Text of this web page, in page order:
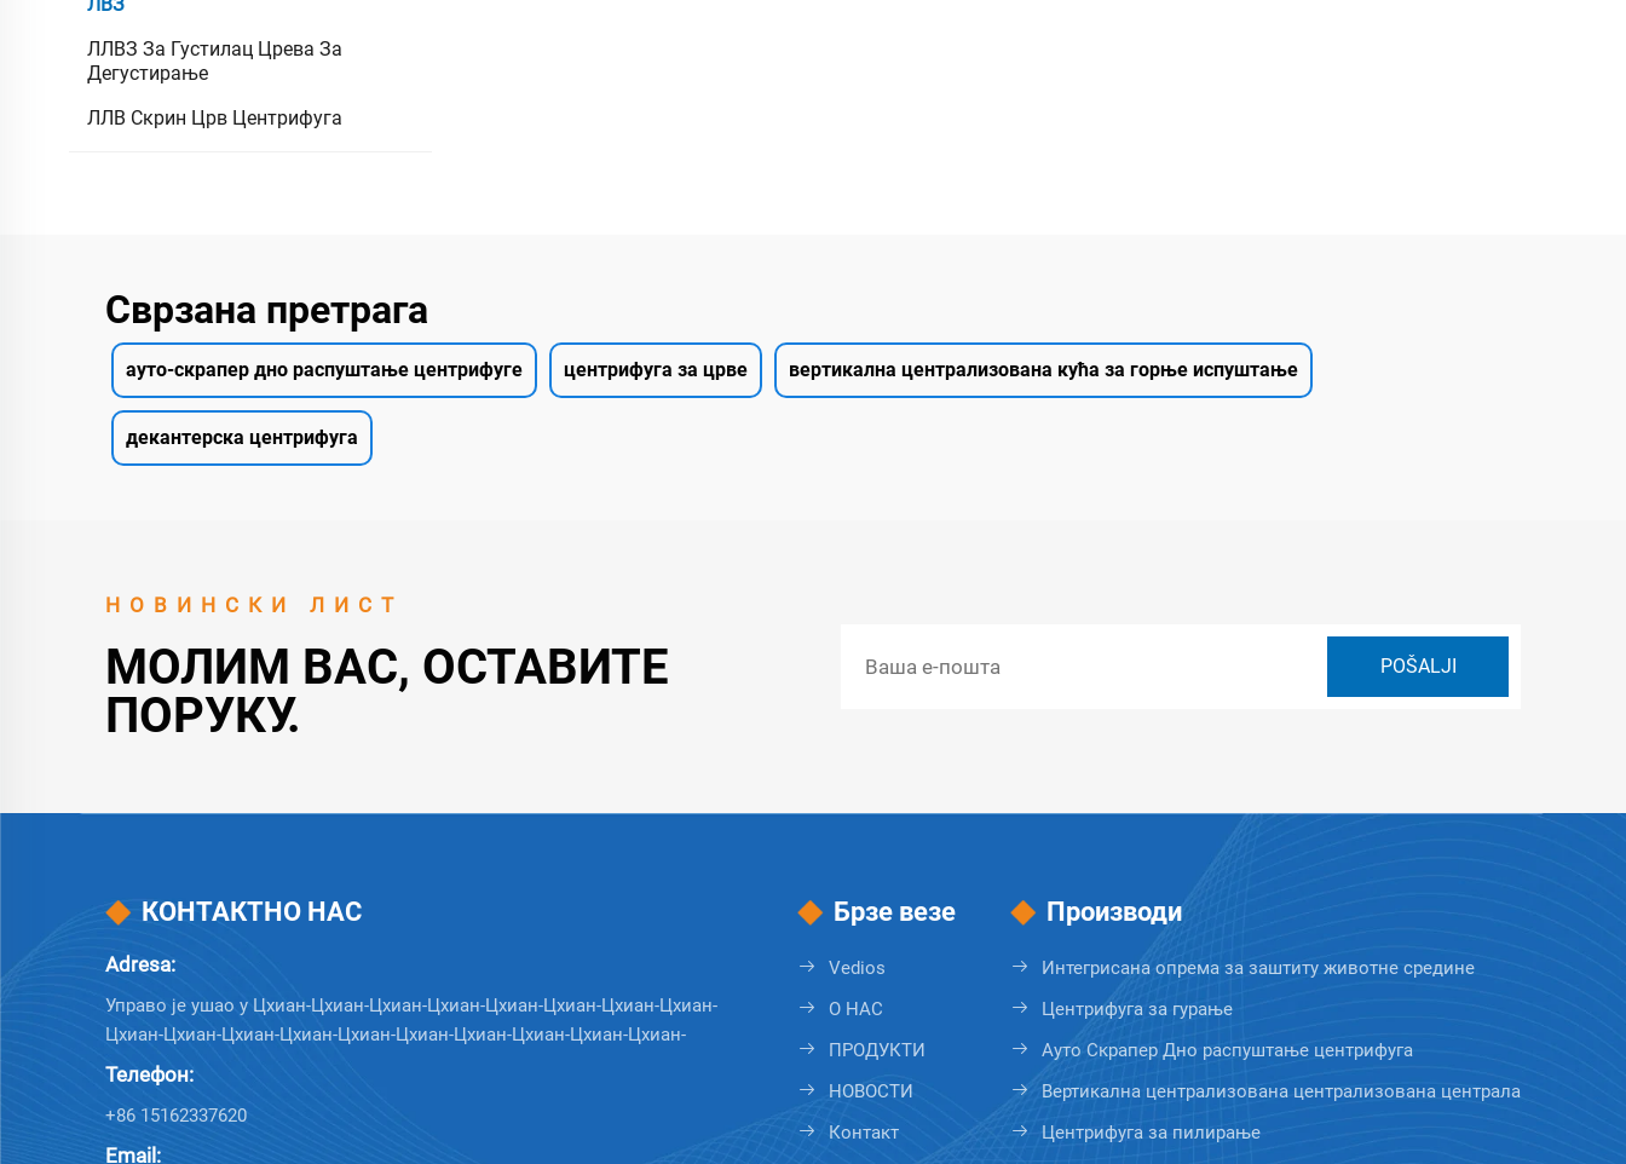
ЛЛВЗ За Густилац Црева За
Дегустирање
ЛЛВ Скрин Црв Центрифуга
Сврзана претрага
ауто-скрапер дно распуштање центрифуге центрифуга за црве вертикална централизована кућа за горње испуштање
декантерска центрифуга
НОВИНСКИ ЛИСТ
МОЛИМ ВАС, ОСТАВИТЕ
ПОРУКУ.
КОНТАКТНО НАС
Adresa:
Управо је ушао у Цхиан-Цхиан-Цхиан-Цхиан-Цхиан-Цхиан-Цхиан-Цхиан-
Цхиан-Цхиан-Цхиан-Цхиан-Цхиан-Цхиан-Цхиан-Цхиан-Цхиан-Цхиан-
Телефон:
+86 15162337620
Email:
Брзе везе
Vedios
О НАС
ПРОДУКТИ
НОВОСТИ
Контакт
Производи
Интегрисана опрема за заштиту животне средине
Центрифуга за гурање
Ауто Скрапер Дно распуштање центрифуга
Вертикална централизована централизована централа
Центрифуга за пилирање